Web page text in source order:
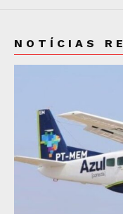
NOTÍCIAS